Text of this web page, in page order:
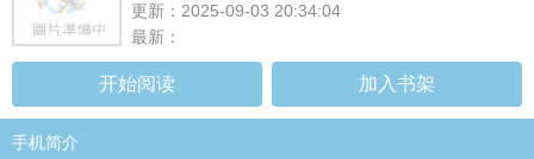
更新：2025-09-03 20:34:04
最新：
开始阅读 加入书架
手机简介